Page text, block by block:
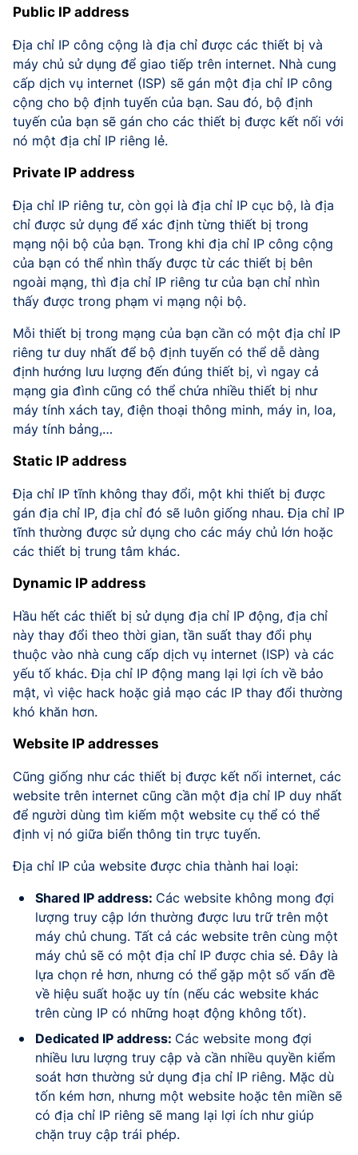
Public IP address
Địa chỉ IP công cộng là địa chỉ được các thiết bị và
máy chủ sử dụng để giao tiếp trên internet. Nhà cung
cấp dịch vụ internet (ISP) sẽ gán một địa chỉ IP công
cộng cho bộ định tuyến của bạn. Sau đó, bộ định
tuyến của bạn sẽ gán cho các thiết bị được kết nối với
nó một địa chỉ IP riêng lẻ.
Private IP address
Địa chỉ IP riêng tư, còn gọi là địa chỉ IP cục bộ, là địa
chỉ được sử dụng để xác định từng thiết bị trong
mạng nội bộ của bạn. Trong khi địa chỉ IP công cộng
của bạn có thể nhìn thấy được từ các thiết bị bên
ngoài mạng, thì địa chỉ IP riêng tư của bạn chỉ nhìn
thấy được trong phạm vi mạng nội bộ.
Mỗi thiết bị trong mạng của bạn cần có một địa chỉ IP
riêng tư duy nhất để bộ định tuyến có thể dễ dàng
định hướng lưu lượng đến đúng thiết bị, vì ngay cả
mạng gia đình cũng có thể chứa nhiều thiết bị như
máy tính xách tay, điện thoại thông minh, máy in, loa,
máy tính bảng,…
Static IP address
Địa chỉ IP tĩnh không thay đổi, một khi thiết bị được
gán địa chỉ IP, địa chỉ đó sẽ luôn giống nhau. Địa chỉ IP
tĩnh thường được sử dụng cho các máy chủ lớn hoặc
các thiết bị trung tâm khác.
Dynamic IP address
Hầu hết các thiết bị sử dụng địa chỉ IP động, địa chỉ
này thay đổi theo thời gian, tần suất thay đổi phụ
thuộc vào nhà cung cấp dịch vụ internet (ISP) và các
yếu tố khác. Địa chỉ IP động mang lại lợi ích về bảo
mật, vì việc hack hoặc giả mạo các IP thay đổi thường
khó khăn hơn.
Website IP addresses
Cũng giống như các thiết bị được kết nối internet, các
website trên internet cũng cần một địa chỉ IP duy nhất
để người dùng tìm kiếm một website cụ thể có thể
định vị nó giữa biển thông tin trực tuyến.
Địa chỉ IP của website được chia thành hai loại:
Shared IP address: Các website không mong đợi
lượng truy cập lớn thường được lưu trữ trên một
máy chủ chung. Tất cả các website trên cùng một
máy chủ sẽ có một địa chỉ IP được chia sẻ. Đây là
lựa chọn rẻ hơn, nhưng có thể gặp một số vấn đề
về hiệu suất hoặc uy tín (nếu các website khác
trên cùng IP có những hoạt động không tốt).
Dedicated IP address: Các website mong đợi
nhiều lưu lượng truy cập và cần nhiều quyền kiểm
soát hơn thường sử dụng địa chỉ IP riêng. Mặc dù
tốn kém hơn, nhưng một website hoặc tên miền sẽ
có địa chỉ IP riêng sẽ mang lại lợi ích như giúp
chặn truy cập trái phép.